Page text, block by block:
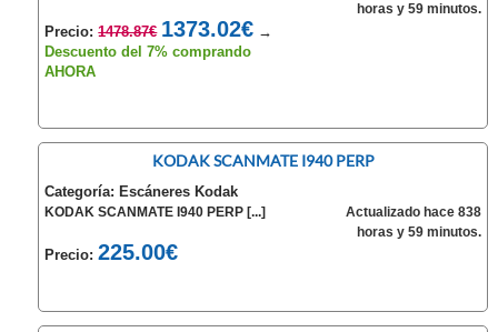
Precio:1478.87€ 1373.02€ →
Descuento del 7% comprando
AHORA
horas y 59 minutos.
KODAK SCANMATE I940 PERP
Categoría: Escáneres Kodak
KODAK SCANMATE I940 PERP [...]
Precio:225.00€
Actualizado hace 838
horas y 59 minutos.